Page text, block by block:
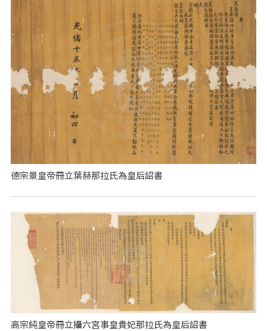
德宗景皇帝冊立葉赫那拉氏為皇后詔書
高宗純皇帝冊立攝六宮事皇貴妃那拉氏為皇后詔書